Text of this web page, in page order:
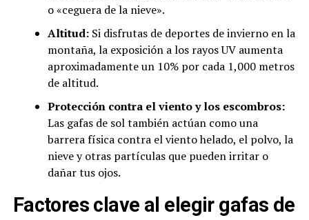
o «ceguera de la nieve».
Altitud:Si disfrutas de deportes de invierno en la
montaña, la exposición a los rayos UV aumenta
aproximadamente un 10% por cada 1,000 metros
de altitud.
Protección contra el viento y los escombros:
Las gafas de sol también actúan como una
barrera física contra el viento helado, el polvo, la
nieve y otras partículas que pueden irritar o
dañar tus ojos.
Factores clave al elegir gafas de